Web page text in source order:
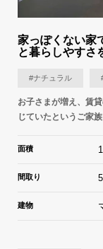
家っぽくない家
と暮らしやすさ
#ナチュラル
お子さまが増え、賃
じていたというご家
面積
間取り
建物